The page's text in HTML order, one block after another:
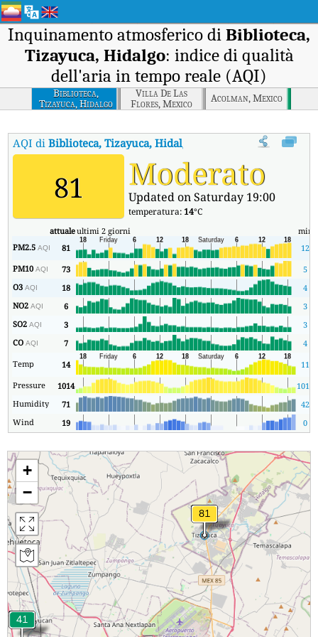
Inquinamento atmosferico di Biblioteca,
Tizayuca, Hidalgo: indice di qualità
dell'aria in tempo reale (AQI)
Biblioteca,
Tizayuca, Hidalgo
Villa De Las
Flores, Mexico
Acolman, Mexico
AQI diBiblioteca, Tizayuca, Hidalgo Indice di qualità dell'aria in
81 Moderato
Updated on Saturday 19:00
temperatura: 14°C
attualeultimi 2 giorni min
PM2.5AQI 81
12
PM10AQI 73
5
O3AQI 18
4
NO2AQI 6
3
SO2AQI 3
3
COAQI 7
4
Temp
14
11
Pressure
1014 1014
Humidity
71
42
Wind
19 0
+
−